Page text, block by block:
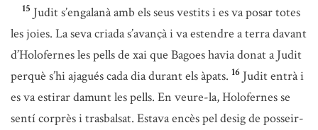
15 Judit s’engalanà amb els seus vestits i es va posar totes
les joies. La seva criada s’avançà i va estendre a terra davant
d’Holofernes les pells de xai que Bagoes havia donat a Judit
perquè s’hi ajagués cada dia durant els àpats. 16 Judit entrà i
es va estirar damunt les pells. En veure-la, Holofernes se
sentí corprès i trasbalsat. Estava encès pel desig de posseir-